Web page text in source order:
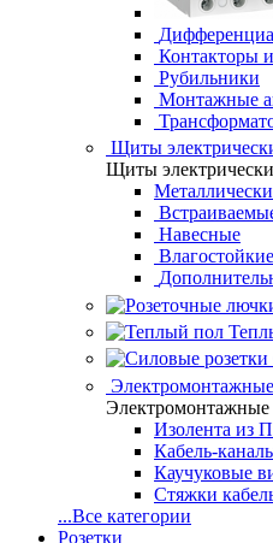
Контакторы
Рубильники
Монтажные
Щиты
Щиты
Навесные
Влагостойкие
Электромонтажные
Изолента из
Кабель-
Каучуковые
Стяжки
...Все категории
Розетки